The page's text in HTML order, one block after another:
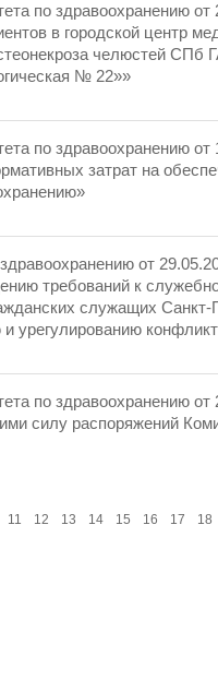
по здравоохранению
в городской центр
челюстей СПб
№ 22»»
по здравоохранению
затрат на
от
требований к
служащих Санкт-
урегулированию
по здравоохранению
силу распоряжений
11 12 13 14 15 16 17
18